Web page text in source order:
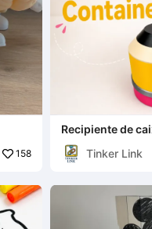
158
Recipiente de
formato de lápis
Tinker Link